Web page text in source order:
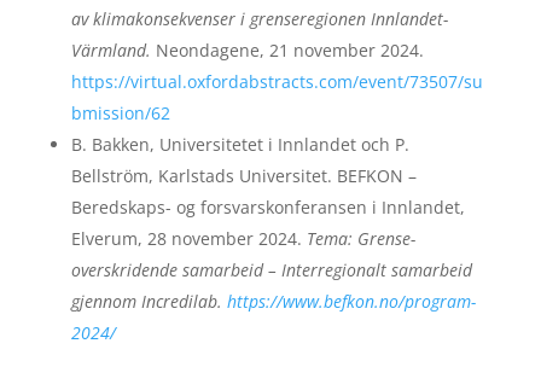
av klimakonsekvenser i grenseregionen Innlandet-
Värmland. Neondagene, 21 november 2024.
https://virtual.oxfordabstracts.com/event/73507/su
bmission/62
B. Bakken, Universitetet i Innlandet och P.
Bellström, Karlstads Universitet. BEFKON –
Beredskaps- og forsvarskonferansen i Innlandet,
Elverum, 28 november 2024. Tema: Grense-
overskridende samarbeid – Interregionalt samarbeid
gjennom Incredilab. https://www.befkon.no/program-
2024/